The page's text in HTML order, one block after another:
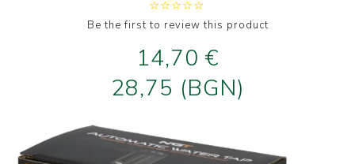
Be the first to review this product
14,70 €
28,75 (BGN)